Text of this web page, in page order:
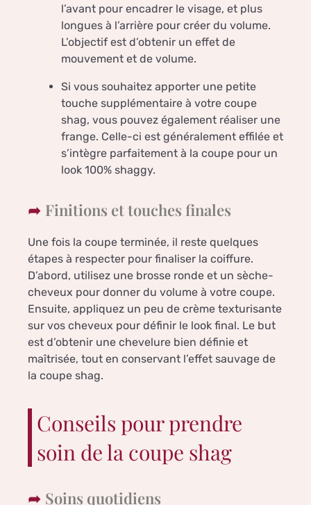
l’avant pour encadrer le visage, et plus
longues à l’arrière pour créer du volume.
L’objectif est d’obtenir un effet de
mouvement et de volume.
Si vous souhaitez apporter une petite
touche supplémentaire à votre coupe
shag, vous pouvez également réaliser une
frange. Celle-ci est généralement effilée et
s’intègre parfaitement à la coupe pour un
look 100% shaggy.
Finitions et touches finales
Une fois la coupe terminée, il reste quelques
étapes à respecter pour finaliser la coiffure.
D’abord, utilisez une brosse ronde et un sèche-
cheveux pour donner du volume à votre coupe.
Ensuite, appliquez un peu de crème texturisante
sur vos cheveux pour définir le look final. Le but
est d’obtenir une chevelure bien définie et
maîtrisée, tout en conservant l’effet sauvage de
la coupe shag.
Conseils pour prendre
soin de la coupe shag
Soins quotidiens